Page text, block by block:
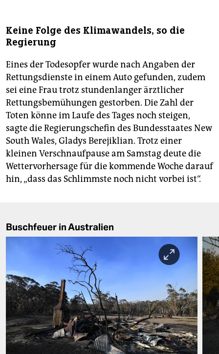
Keine Folge des Klimawandels, so die
Regierung
Eines der Todesopfer wurde nach Angaben der
Rettungsdienste in einem Auto gefunden, zudem
sei eine Frau trotz stundenlanger ärztlicher
Rettungsbemühungen gestorben. Die Zahl der
Toten könne im Laufe des Tages noch steigen,
sagte die Regierungschefin des Bundesstaates New
South Wales, Gladys Berejiklian. Trotz einer
kleinen Verschnaufpause am Samstag deute die
Wettervorhersage für die kommende Woche darauf
hin, „dass das Schlimmste noch nicht vorbei ist“.
Buschfeuer in Australien